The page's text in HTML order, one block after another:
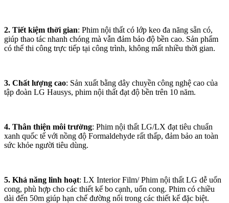
2. Tiết kiệm thời gian: Phim nội thất có lớp keo đa năng sẵn có,
giúp thao tác nhanh chóng mà vẫn đảm bảo độ bền cao. Sản phẩm
có thể thi công trực tiếp tại công trình, không mất nhiều thời gian.
3. Chất lượng cao: Sản xuất bằng dây chuyền công nghệ cao của
tập đoàn LG Hausys, phim nội thất đạt độ bền trên 10 năm.
4. Thân thiện môi trường: Phim nội thất LG/LX đạt tiêu chuẩn
xanh quốc tế với nồng độ Formaldehyde rất thấp, đảm bảo an toàn
sức khỏe người tiêu dùng.
5. Khả năng linh hoạt: LX Interior Film/ Phim nội thất LG dễ uốn
cong, phù hợp cho các thiết kế bo cạnh, uốn cong. Phim có chiều
dài đến 50m giúp hạn chế đường nối trong các thiết kế đặc biệt.